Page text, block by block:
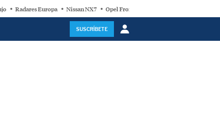
Radares Europa Nissan NX7 Opel Frontera Electric
SUSCRÍBETE